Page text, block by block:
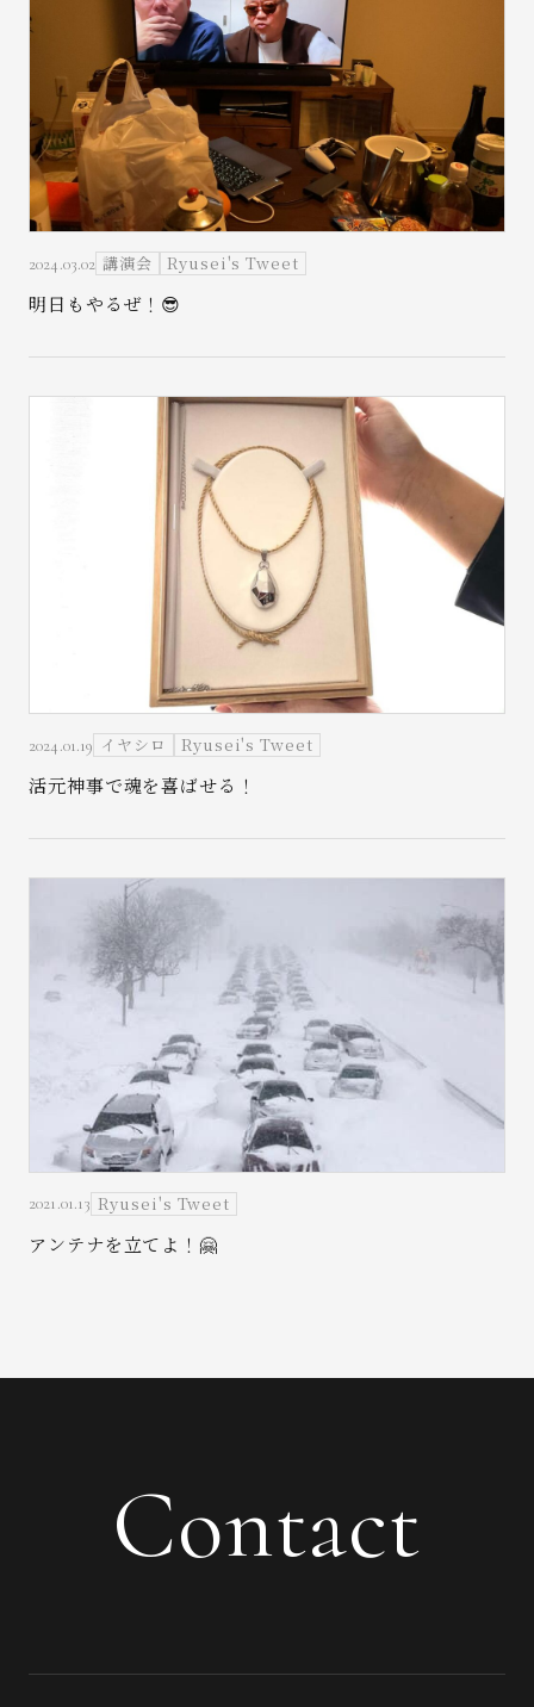
お問い合わせ
2024.03.02 講演会 Ryusei's Tweet
明日もやるぜ！😎
2024.01.19 イヤシロ Ryusei's Tweet
活元神事で魂を喜ばせる！
2021.01.13 Ryusei's Tweet
アンテナを立てよ！🤗
Contact